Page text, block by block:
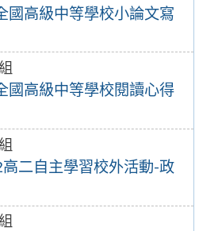
國高級中等學校小論文寫
國高級中等學校閱讀心得
二自主學習校外活動-政